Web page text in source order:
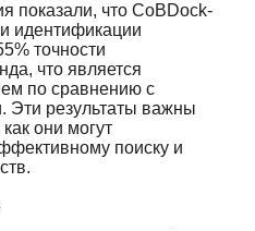
показали, что CoBDock-
идентификации
точности
что является
по сравнению с
результаты важны
они могут
поиску и